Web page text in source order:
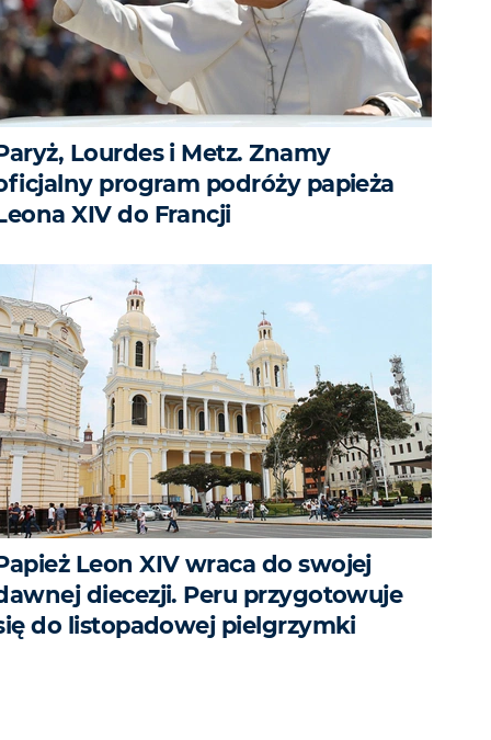
Lourdes i Metz. Znamy
program podróży papieża
XIV do Francji
Leon XIV wraca do swojej
diecezji. Peru przygotowuje
do listopadowej pielgrzymki